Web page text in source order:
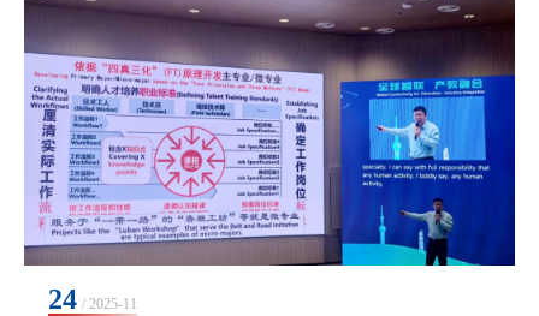
24 / 2025-11